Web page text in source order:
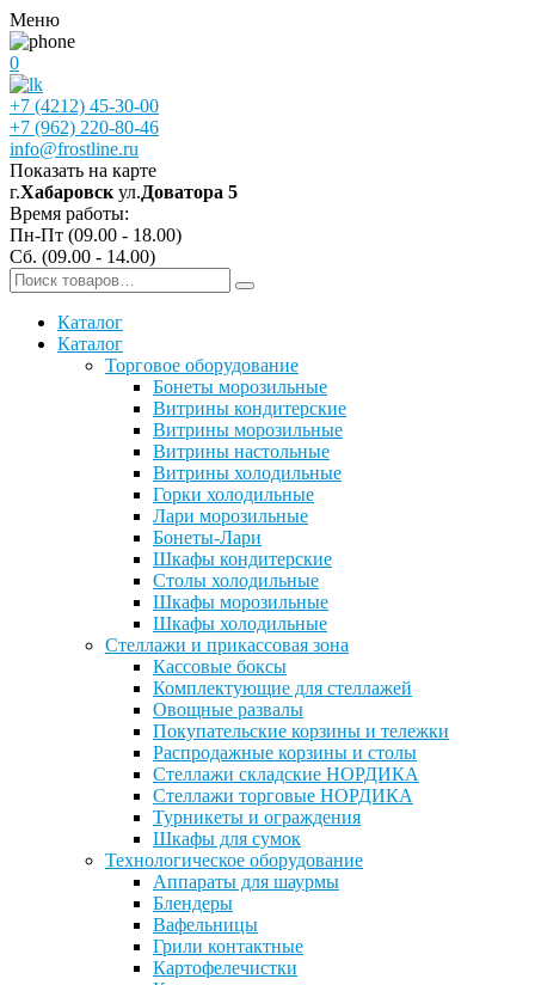
Меню
0
+7 (4212) 45-30-00
+7 (962) 220-80-46
info@frostline.ru
Показать на карте
г.Хабаровск ул.Доватора 5
Время работы:
Пн-Пт (09.00 - 18.00)
Сб. (09.00 - 14.00)
Каталог
Каталог
Торговое оборудование
Бонеты морозильные
Витрины кондитерские
Витрины морозильные
Витрины настольные
Витрины холодильные
Горки холодильные
Лари морозильные
Бонеты-Лари
Шкафы кондитерские
Столы холодильные
Шкафы морозильные
Шкафы холодильные
Стеллажи и прикассовая зона
Кассовые боксы
Комплектующие для стеллажей
Овощные развалы
Покупательские корзины и тележки
Распродажные корзины и столы
Стеллажи складские НОРДИКА
Стеллажи торговые НОРДИКА
Турникеты и ограждения
Шкафы для сумок
Технологическое оборудование
Аппараты для шаурмы
Блендеры
Вафельницы
Грили контактные
Картофелечистки